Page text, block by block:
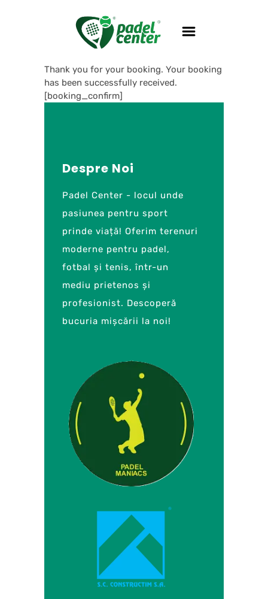
Thank you for your booking. Your booking
has been successfully received.
[booking_confirm]
Despre Noi
Padel Center - locul unde
pasiunea pentru sport
prinde viață! Oferim terenuri
moderne pentru padel,
fotbal și tenis, într-un
mediu prietenos și
profesionist. Descoperă
bucuria mișcării la noi!